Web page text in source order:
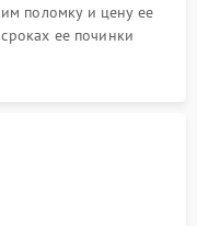
поломку и цену ее
ее починки